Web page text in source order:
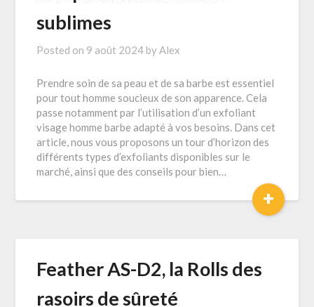
sublimes
Posted on 9 août 2024 byAlex
Prendre soin de sa peau et de sa barbe est essentiel
pour tout homme soucieux de son apparence. Cela
passe notamment par l’utilisation d’un exfoliant
visage homme barbe adapté à vos besoins. Dans cet
article, nous vous proposons un tour d’horizon des
différents types d’exfoliants disponibles sur le
marché, ainsi que des conseils pour bien…
+
Feather AS-D2, la Rolls des
rasoirs de sûreté